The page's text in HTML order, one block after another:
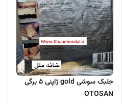
جلبک سوشی gold ژاپنی 5 برگی
OTOSAN